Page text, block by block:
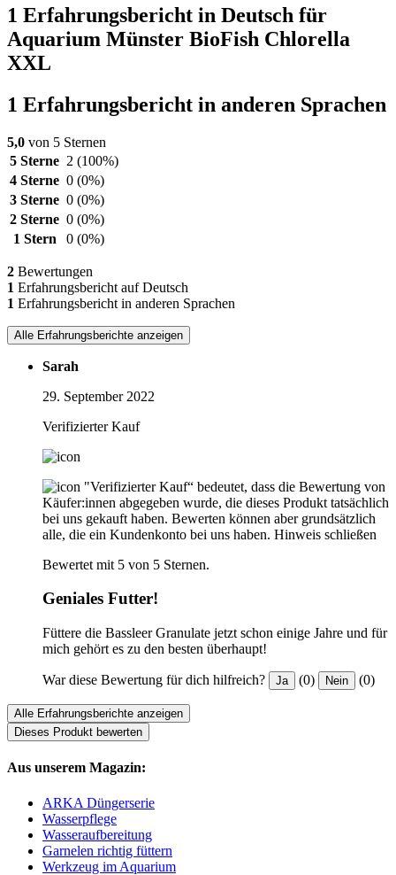
1 Erfahrungsbericht in Deutsch für
Aquarium Münster BioFish Chlorella
XXL
1 Erfahrungsbericht in anderen Sprachen
5,0 von 5 Sternen
5 Sterne 2 (100%)
4 Sterne 0 (0%)
3 Sterne 0 (0%)
2 Sterne 0 (0%)
1 Stern
0 (0%)
2 Bewertungen
1 Erfahrungsbericht auf Deutsch
1 Erfahrungsbericht in anderen Sprachen
Alle Erfahrungsberichte anzeigen
Sarah
29. September 2022
Verifizierter Kauf
"Verifizierter Kauf“ bedeutet, dass die Bewertung von
Käufer:innen abgegeben wurde, die dieses Produkt tatsächlich
bei uns gekauft haben. Bewerten können aber grundsätzlich
alle, die ein Kundenkonto bei uns haben. Hinweis schließen
Bewertet mit 5 von 5 Sternen.
Geniales Futter!
Füttere die Bassleer Granulate jetzt schon einige Jahre und für
mich gehört es zu den besten überhaupt!
War diese Bewertung für dich hilfreich? Ja (0) Nein (0)
Alle Erfahrungsberichte anzeigen
Dieses Produkt bewerten
Aus unserem Magazin:
ARKA Düngerserie
Wasserpflege
Wasseraufbereitung
Garnelen richtig füttern
Werkzeug im Aquarium